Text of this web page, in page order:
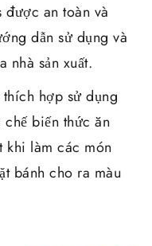
an toàn và
dẫn sử dụng và
nhà sản xuất.
hợp sử dụng
biến thức ăn
khi làm các món
bánh cho ra màu